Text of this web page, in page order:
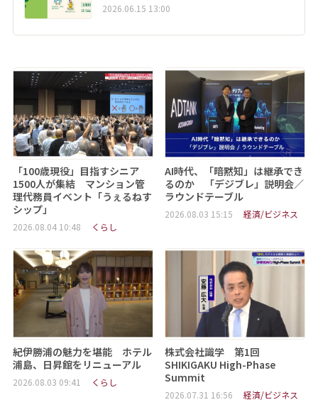
2026.06.15 13:00
「100歳現役」目指すシニア
1500人が集結 マンション管
理代務員イベント「うぇるねす
シップ」
2026.08.04 10:48 くらし
AI時代、「暗黙知」は継承でき
るのか 「デジブレ」説明会／
ラウンドテーブル
2026.08.03 15:15 経済/ビジネス
紀伊勝浦の魅力を堪能 ホテル
浦島、日昇館をリニューアル
2026.08.03 09:41 くらし
株式会社識学 第1回
SHIKIGAKU High-Phase
Summit
2026.07.31 16:56 経済/ビジネス